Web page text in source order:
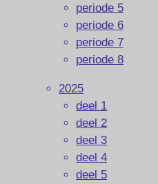
periode 5
periode 6
periode 7
periode 8
2025
deel 1
deel 2
deel 3
deel 4
deel 5